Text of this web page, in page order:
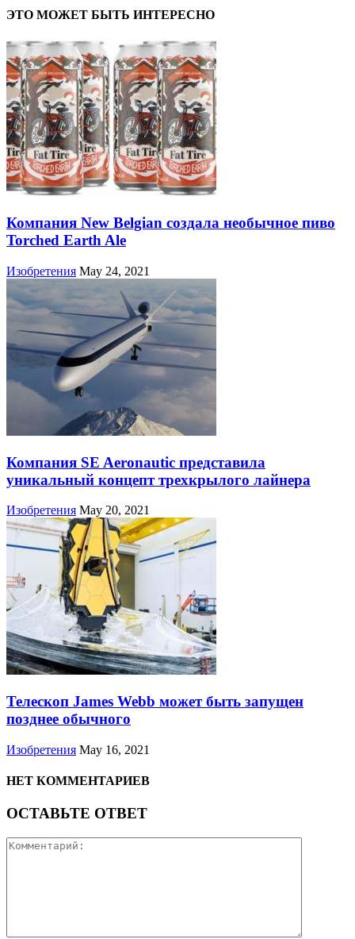
ЭТО МОЖЕТ БЫТЬ ИНТЕРЕСНО
Компания New Belgian создала необычное пиво
Torched Earth Ale
Изобретения May 24, 2021
Компания SE Aeronautic представила
уникальный концепт трехкрылого лайнера
Изобретения May 20, 2021
Телескоп James Webb может быть запущен
позднее обычного
Изобретения May 16, 2021
НЕТ КОММЕНТАРИЕВ
ОСТАВЬТЕ ОТВЕТ